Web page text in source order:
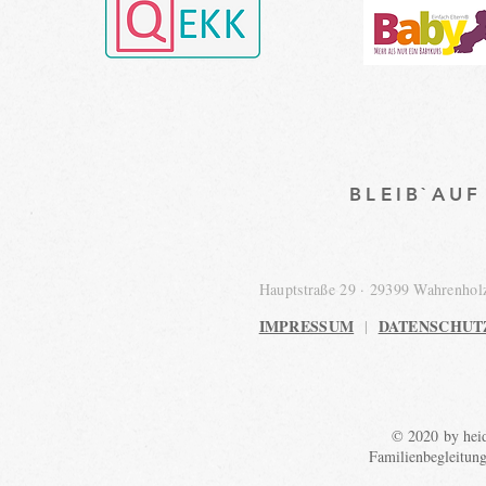
Hauptstraße 29 · 29399
IMPRESSUM |
© 2020 by